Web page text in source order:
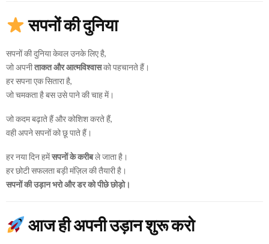
सपनों की दुनिया
सपनों की दुनिया केवल उनके लिए है,
जो अपनीताकत और आत्मविश्वासको पहचानते हैं।
हर सपना एक सितारा है,
जो चमकता है बस उसे पाने की चाह में।
जो कदम बढ़ाते हैं और कोशिश करते हैं,
वही अपने सपनों को छू पाते हैं।
हर नया दिन हमेंसपनों के करीबले जाता है।
हर छोटी सफलता बड़ी मंज़िल की तैयारी है।
सपनों की उड़ान भरो और डर को पीछे छोड़ो।
आज ही अपनी उड़ान शुरू करो